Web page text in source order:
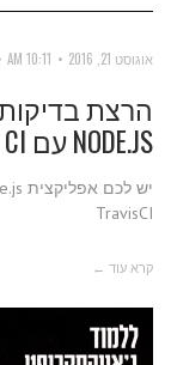
אוגוסט 21, 2016 10:11 AM
הרצת
NODE.JS עם TRAVIS CI
TravisCI
קרא עוד ←